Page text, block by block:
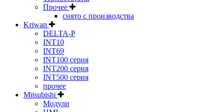
Прочее
снято с производства
Kriwan
DELTA-P
INT10
INT69
INT100 серия
INT200 серия
INT500 серия
прочее
Mitsubishi
Модули